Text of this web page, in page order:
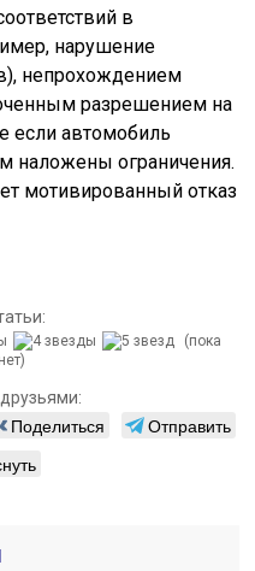
в
нарушение
непрохождением
разрешением на
если автомобиль
наложены ограничения.
мотивированный отказ
(пока
Поделиться
Отправить